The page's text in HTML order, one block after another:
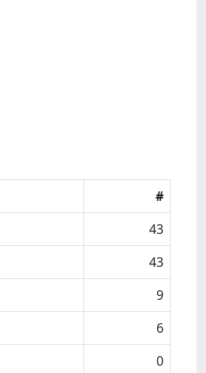
#
43
43
9
6
0